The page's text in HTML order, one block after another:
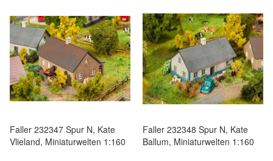
Faller 232347 Spur N, Kate
Vlieland, Miniaturwelten 1:160
Faller 232348 Spur N, Kate
Ballum, Miniaturwelten 1:160